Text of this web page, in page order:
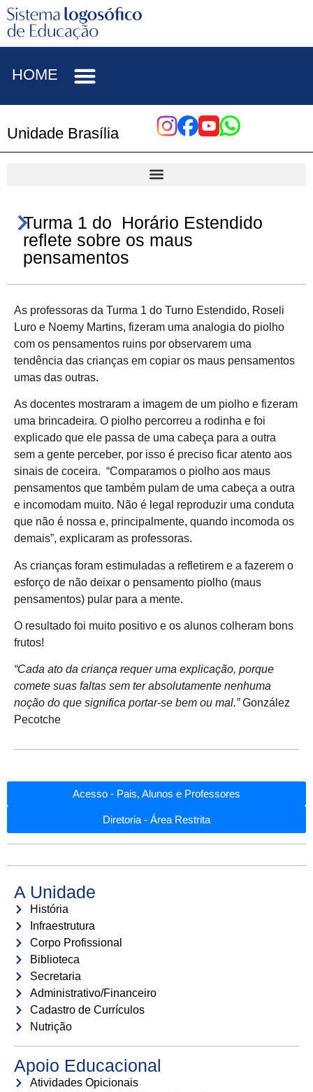
HOME
Unidade Brasília
Turma 1 do Horário Estendido
reflete sobre os maus
pensamentos
As professoras da Turma 1 do Turno Estendido, Roseli
Luro e Noemy Martins, fizeram uma analogia do piolho
com os pensamentos ruins por observarem uma
tendência das crianças em copiar os maus pensamentos
umas das outras.
As docentes mostraram a imagem de um piolho e fizeram
uma brincadeira. O piolho percorreu a rodinha e foi
explicado que ele passa de uma cabeça para a outra
sem a gente perceber, por isso é preciso ficar atento aos
sinais de coceira. “Comparamos o piolho aos maus
pensamentos que também pulam de uma cabeça a outra
e incomodam muito. Não é legal reproduzir uma conduta
que não é nossa e, principalmente, quando incomoda os
demais”, explicaram as professoras.
As crianças foram estimuladas a refletirem e a fazerem o
esforço de não deixar o pensamento piolho (maus
pensamentos) pular para a mente.
O resultado foi muito positivo e os alunos colheram bons
frutos!
“Cada ato da criança requer uma explicação, porque
comete suas faltas sem ter absolutamente nenhuma
noção do que significa portar-se bem ou mal.”González
Pecotche
Acesso - Pais, Alunos e Professores
Diretoria - Área Restrita
A Unidade
História
Infraestrutura
Corpo Profissional
Biblioteca
Secretaria
Administrativo/Financeiro
Cadastro de Currículos
Nutrição
Apoio Educacional
Atividades Opicionais